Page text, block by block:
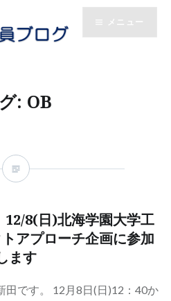
メニュー
: OB
12/8(日)北海学園大学工
アプローチ企画に参加
ます
田です。 12月8日(日)12：40か